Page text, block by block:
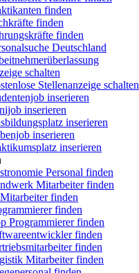
finden
finden
finden
Deutschland
schalten
Stellenanzeige schalten
inserieren
inserieren
inserieren
inserieren
inserieren
Personal finden
Mitarbeiter finden
finden
finden
Programmierer finden
finden
finden
Mitarbeiter finden